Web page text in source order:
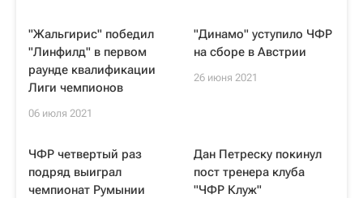
"Жальгирис" победил
"Линфилд" в первом
раунде квалификации
Лиги чемпионов
06 июля 2021
"Динамо" уступило ЧФР
на сборе в Австрии
26 июня 2021
ЧФР четвертый раз
подряд выиграл
чемпионат Румынии
Дан Петреску покинул
пост тренера клуба
"ЧФР Клуж"